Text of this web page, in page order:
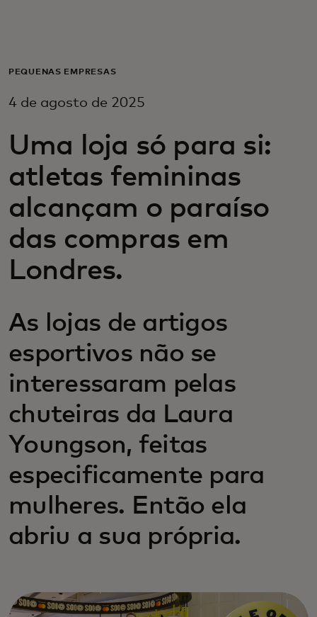
Para empresas
Para inovadores
Notícias e tendências
PEQUENAS EMPRESAS
4 de agosto de 2025
Uma loja só para si:
atletas femininas
alcançam o paraíso
das compras em
Londres.
As lojas de artigos
esportivos não se
interessaram pelas
chuteiras da Laura
Youngson, feitas
especificamente para
mulheres. Então ela
abriu a sua própria.